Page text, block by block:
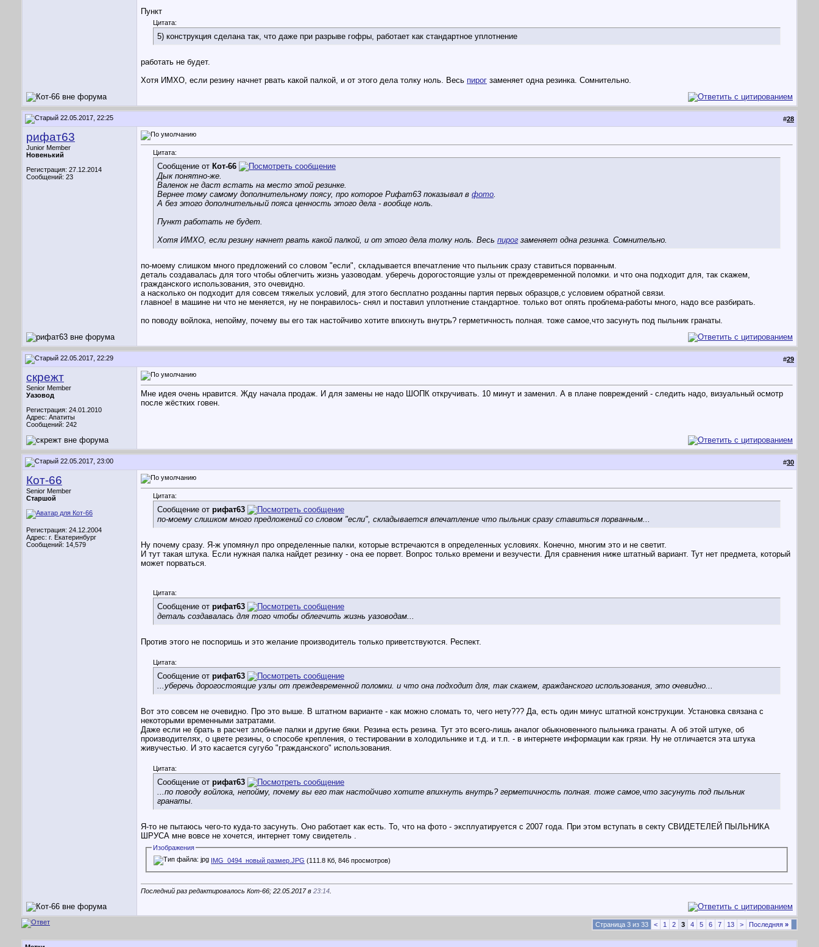
Пункт
Цитата:
5) конструкция сделана так, что даже при разрыве гофры, работает как стандартное уплотнение
работать не будет.
Хотя ИМХО, если резину начнет рвать какой палкой, и от этого дела толку ноль. Весь пирог заменяет одна резинка. Сомнительно.
22.05.2017, 22:25 #28
рифат63
Junior Member
Новенький
Регистрация: 27.12.2014
Сообщений: 23
Цитата:
Сообщение от Кот-66
Дык понятно-же.
Валенок не даст встать на место этой резинке.
Вернее тому самому дополнительному поясу, про которое Рифат63 показывал в фото.
А без этого дополнительный пояса ценность этого дела - вообще ноль.
Пункт работать не будет.
Хотя ИМХО, если резину начнет рвать какой палкой, и от этого дела толку ноль. Весь пирог заменяет одна резинка. Сомнительно.
по-моему слишком много предложений со словом "если", складывается впечатление что пыльник сразу ставиться порванным.
деталь создавалась для того чтобы облегчить жизнь уазоводам. уберечь дорогостоящие узлы от преждевременной поломки. и что она подходит для, так скажем,
гражданского использования, это очевидно.
а насколько он подходит для совсем тяжелых условий, для этого бесплатно розданны партия первых образцов,с условием обратной связи.
главное! в машине ни что не меняется, ну не понравилось- снял и поставил уплотнение стандартное. только вот опять проблема-работы много, надо все разбирать.
по поводу войлока, непойму, почему вы его так настойчиво хотите впихнуть внутрь? герметичность полная. тоже самое,что засунуть под пыльник гранаты.
22.05.2017, 22:29 #29
скрежт
Senior Member
Уазовод
Регистрация: 24.01.2010
Адрес: Апатиты
Сообщений: 242
Мне идея очень нравится. Жду начала продаж. И для замены не надо ШОПК откручивать. 10 минут и заменил. А в плане повреждений - следить надо, визуальный осмотр
после жёстких говен.
22.05.2017, 23:00 #30
Кот-66
Senior Member
Старшой
Регистрация: 24.12.2004
Адрес: г. Екатеринбург
Сообщений: 14,579
Цитата:
Сообщение от рифат63
по-моему слишком много предложений со словом "если", складывается впечатление что пыльник сразу ставиться порванным...
Ну почему сразу. Я-ж упомянул про определенные палки, которые встречаются в определенных условиях. Конечно, многим это и не светит.
И тут такая штука. Если нужная палка найдет резинку - она ее порвет. Вопрос только времени и везучести. Для сравнения ниже штатный вариант. Тут нет предмета, который
может порваться.
Цитата:
Сообщение от рифат63
деталь создавалась для того чтобы облегчить жизнь уазоводам...
Против этого не поспоришь и это желание производитель только приветствуются. Респект.
Цитата:
Сообщение от рифат63
...уберечь дорогостоящие узлы от преждевременной поломки. и что она подходит для, так скажем, гражданского использования, это очевидно...
Вот это совсем не очевидно. Про это выше. В штатном варианте - как можно сломать то, чего нету??? Да, есть один минус штатной конструкции. Установка связана с
некоторыми временными затратами.
Даже если не брать в расчет злобные палки и другие бяки. Резина есть резина. Тут это всего-лишь аналог обыкновенного пыльника гранаты. А об этой штуке, об
производителях, о цвете резины, о способе крепления, о тестировании в холодильнике и т.д. и т.п. - в интернете информации как грязи. Ну не отличается эта штука
живучестью. И это касается сугубо "гражданского" использования.
Цитата:
Сообщение от рифат63
...по поводу войлока, непойму, почему вы его так настойчиво хотите впихнуть внутрь? герметичность полная. тоже самое,что засунуть под пыльник
гранаты.
Я-то не пытаюсь чего-то куда-то засунуть. Оно работает как есть. То, что на фото - эксплуатируется с 2007 года. При этом вступать в секту СВИДЕТЕЛЕЙ ПЫЛЬНИКА
ШРУСА мне вовсе не хочется, интернет тому свидетель .
Изображения
IMG_0494_новый размер.JPG (111.8 Кб, 846 просмотров)
Последний раз редактировалось Кот-66; 22.05.2017 в 23:14
Страница 3 из 33 < 1 2 3 4 5 6 7 13 > Последняя »